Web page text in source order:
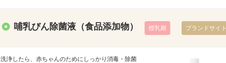
哺乳びん除菌液（食品添加物） 授乳期 ブランドサイト
洗浄したら、赤ちゃんのためにしっかり消毒・除菌